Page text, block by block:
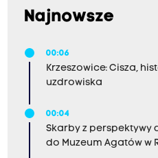
Najnowsze
00:06
Krzeszowice: Cisza,
uzdrowiska
00:04
Skarby z perspektywy
do Muzeum Agatów w